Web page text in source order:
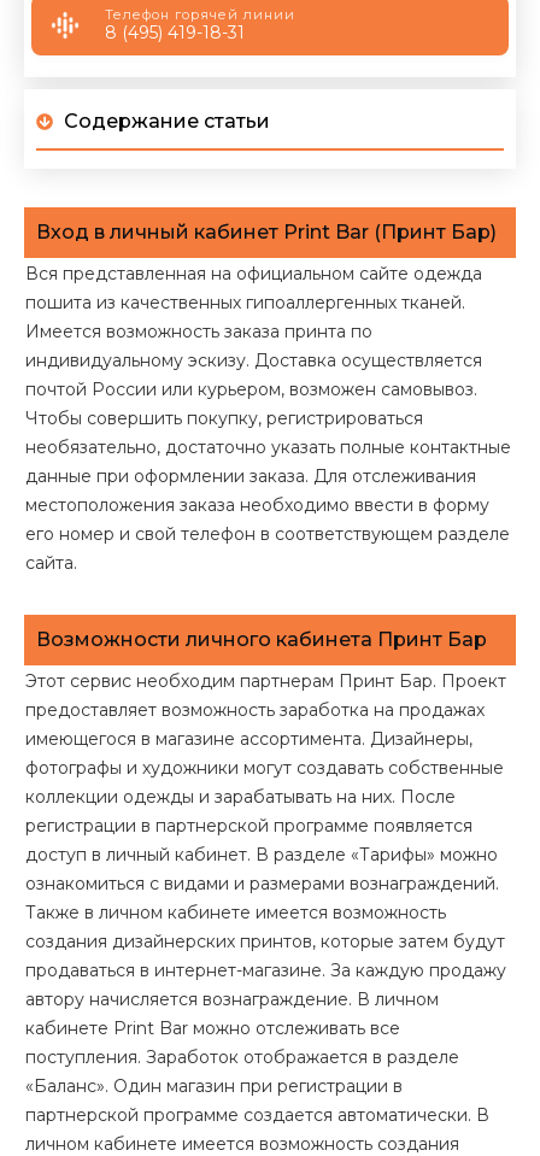
Телефон горячей линии
8 (495) 419-18-31
Содержание статьи
Вход в личный кабинет Print Bar (Принт Бар)
Вся представленная на официальном сайте одежда
пошита из качественных гипоаллергенных тканей.
Имеется возможность заказа принта по
индивидуальному эскизу. Доставка осуществляется
почтой России или курьером, возможен самовывоз.
Чтобы совершить покупку, регистрироваться
необязательно, достаточно указать полные контактные
данные при оформлении заказа. Для отслеживания
местоположения заказа необходимо ввести в форму
его номер и свой телефон в соответствующем разделе
сайта.
Возможности личного кабинета Принт Бар
Этот сервис необходим партнерам Принт Бар. Проект
предоставляет возможность заработка на продажах
имеющегося в магазине ассортимента. Дизайнеры,
фотографы и художники могут создавать собственные
коллекции одежды и зарабатывать на них. После
регистрации в партнерской программе появляется
доступ в личный кабинет. В разделе «Тарифы» можно
ознакомиться с видами и размерами вознаграждений.
Также в личном кабинете имеется возможность
создания дизайнерских принтов, которые затем будут
продаваться в интернет-магазине. За каждую продажу
автору начисляется вознаграждение. В личном
кабинете Print Bar можно отслеживать все
поступления. Заработок отображается в разделе
«Баланс». Один магазин при регистрации в
партнерской программе создается автоматически. В
личном кабинете имеется возможность создания